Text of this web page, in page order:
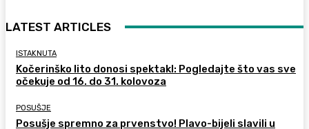
LATEST ARTICLES
ISTAKNUTA
Kočerinško lito donosi spektakl: Pogledajte što vas sve
očekuje od 16. do 31. kolovoza
POSUŠJE
Posušje spremno za prvenstvo! Plavo-bijeli slavili u